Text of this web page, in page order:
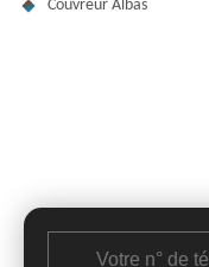
Couvreur Albas